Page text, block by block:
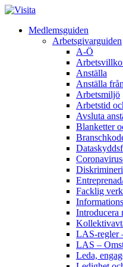
Medlemsguiden
Arbetsgivarguiden
A-Ö
Anställa
Anställa
Arbetsmiljö
Arbetstid
Avsluta
Blanketter
Facklig
Introducera
LAS-regler
LAS –
Leda,